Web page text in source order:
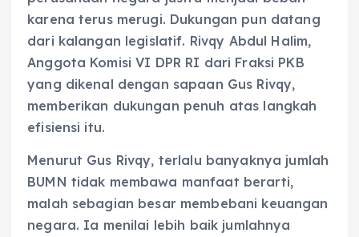
karena terus merugi. Dukungan pun datang
dari kalangan legislatif. Rivqy Abdul Halim,
Anggota Komisi VI DPR RI dari Fraksi PKB
yang dikenal dengan sapaan Gus Rivqy,
memberikan dukungan penuh atas langkah
efisiensi itu.
Menurut Gus Rivqy, terlalu banyaknya jumlah
BUMN tidak membawa manfaat berarti,
malah sebagian besar membebani keuangan
negara. Ia menilai lebih baik jumlahnya